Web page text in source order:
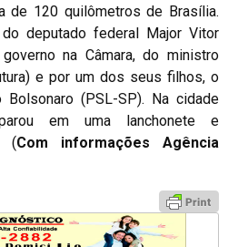
de 120 quilômetros de Brasília.
do deputado federal Major Vitor
na Câmara, do ministro
e por um dos seus filhos, o
Bolsonaro (PSL-SP). Na cidade
em uma lanchonete e
(Com informações Agência